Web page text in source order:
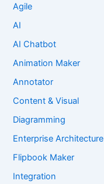
Agile
AI
AI Chatbot
Animation Maker
Annotator
Content & Visual
Diagramming
Enterprise Architecture
Flipbook Maker
Integration